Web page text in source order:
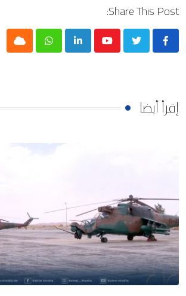
Share This Post:
Youtube
LinkedIn
Whatsapp
Cloud
إقرأ أيضا